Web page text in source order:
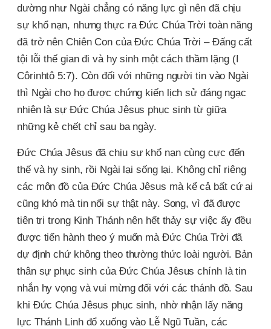
dường như Ngài chẳng có năng lực gì nên đã chịu
sự khổ nạn, nhưng thực ra Đức Chúa Trời toàn năng
đã trở nên Chiên Con của Đức Chúa Trời – Đấng cất
tội lỗi thế gian đi và hy sinh một cách thầm lặng (I
Côrinhtô 5:7). Còn đối với những người tin vào Ngài
thì Ngài cho họ được chứng kiến lịch sử đáng ngạc
nhiên là sự Đức Chúa Jêsus phục sinh từ giữa
những kẻ chết chỉ sau ba ngày.
Đức Chúa Jêsus đã chịu sự khổ nạn cùng cực đến
thế và hy sinh, rồi Ngài lại sống lại. Không chỉ riêng
các môn đồ của Ðức Chúa Jêsus mà kể cả bất cứ ai
cũng khó mà tin nổi sự thật này. Song, vì đã được
tiên tri trong Kinh Thánh nên hết thảy sự việc ấy đều
được tiến hành theo ý muốn mà Đức Chúa Trời đã
dự định chứ không theo thường thức loài người. Bản
thân sự phục sinh của Đức Chúa Jêsus chính là tin
nhắn hy vọng và vui mừng đối với các thánh đồ. Sau
khi Đức Chúa Jêsus phục sinh, nhờ nhận lấy năng
lực Thánh Linh đổ xuống vào Lễ Ngũ Tuần, các